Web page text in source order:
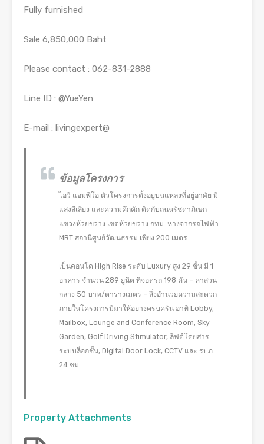
Fully furnished
Sale 6,850,000 Baht
Please contact : 062-831-2888
Line ID : @YueYen
E-mail : livingexpert@
ข้อมูลโครงการ
ไอวี่ แอมพิโอ ตัวโครงการตั้งอยู่บนแหล่งที่อยู่อาศัย มี
แสงสีเสียง และความคึกคัก ติดกับถนนรัชดาภิเษก
แขวงห้วยขวาง เขตห้วยขวาง กทม. ห่างจากรถไฟฟ้า
MRT สถานีศูนย์วัฒนธรรม เพียง 200 เมตร
เป็นคอนโด High Rise ระดับ Luxury สูง 29 ชั้น มี 1
อาคาร จำนวน 289 ยูนิต ที่จอดรถ 198 คัน – ค่าส่วน
กลาง 50 บาท/ตารางเมตร – สิ่งอำนวยความสะดวก
ภายในโครงการมีมาให้อย่างครบครัน อาทิ Lobby,
Mailbox, Lounge and Conference Room, Sky
Garden, Golf Driving Stimulator, ลิฟต์โดยสาร
ระบบล็อกชั้น, Digital Door Lock, CCTV และ รปภ.
24 ชม.
Property Attachments